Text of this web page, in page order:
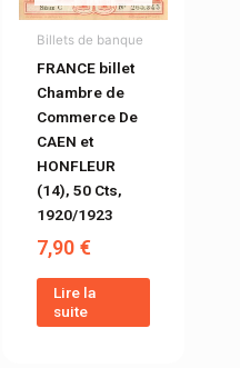
Billets de banque
FRANCE billet
Chambre de
Commerce De
CAEN et
HONFLEUR
(14), 50 Cts,
1920/1923
7,90€
Lire la
suite